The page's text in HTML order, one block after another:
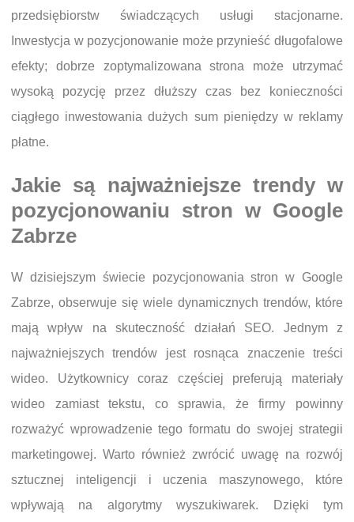
przedsiębiorstw świadczących usługi stacjonarne.
Inwestycja w pozycjonowanie może przynieść długofalowe
efekty; dobrze zoptymalizowana strona może utrzymać
wysoką pozycję przez dłuższy czas bez konieczności
ciągłego inwestowania dużych sum pieniędzy w reklamy
płatne.
Jakie są najważniejsze trendy w
pozycjonowaniu stron w Google
Zabrze
W dzisiejszym świecie pozycjonowania stron w Google
Zabrze, obserwuje się wiele dynamicznych trendów, które
mają wpływ na skuteczność działań SEO. Jednym z
najważniejszych trendów jest rosnąca znaczenie treści
wideo. Użytkownicy coraz częściej preferują materiały
wideo zamiast tekstu, co sprawia, że firmy powinny
rozważyć wprowadzenie tego formatu do swojej strategii
marketingowej. Warto również zwrócić uwagę na rozwój
sztucznej inteligencji i uczenia maszynowego, które
wpływają na algorytmy wyszukiwarek. Dzięki tym